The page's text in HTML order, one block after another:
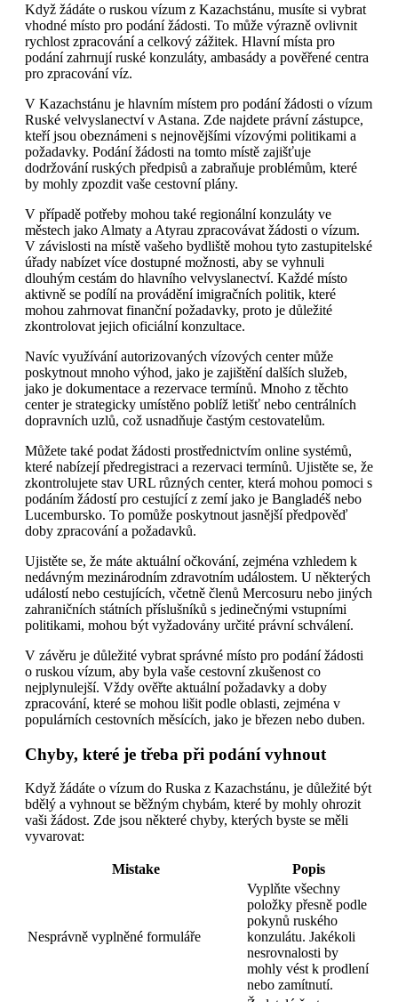
Když žádáte o ruskou vízum z Kazachstánu, musíte si vybrat
vhodné místo pro podání žádosti. To může výrazně ovlivnit
rychlost zpracování a celkový zážitek. Hlavní místa pro
podání zahrnují ruské konzuláty, ambasády a pověřené centra
pro zpracování víz.
V Kazachstánu je hlavním místem pro podání žádosti o vízum
Ruské velvyslanectví v Astana. Zde najdete právní zástupce,
kteří jsou obeznámeni s nejnovějšími vízovými politikami a
požadavky. Podání žádosti na tomto místě zajišťuje
dodržování ruských předpisů a zabraňuje problémům, které
by mohly zpozdit vaše cestovní plány.
V případě potřeby mohou také regionální konzuláty ve
městech jako Almaty a Atyrau zpracovávat žádosti o vízum.
V závislosti na místě vašeho bydliště mohou tyto zastupitelské
úřady nabízet více dostupné možnosti, aby se vyhnuli
dlouhým cestám do hlavního velvyslanectví. Každé místo
aktivně se podílí na provádění imigračních politik, které
mohou zahrnovat finanční požadavky, proto je důležité
zkontrolovat jejich oficiální konzultace.
Navíc využívání autorizovaných vízových center může
poskytnout mnoho výhod, jako je zajištění dalších služeb,
jako je dokumentace a rezervace termínů. Mnoho z těchto
center je strategicky umístěno poblíž letišť nebo centrálních
dopravních uzlů, což usnadňuje častým cestovatelům.
Můžete také podat žádosti prostřednictvím online systémů,
které nabízejí předregistraci a rezervaci termínů. Ujistěte se, že
zkontrolujete stav URL různých center, která mohou pomoci s
podáním žádostí pro cestující z zemí jako je Bangladéš nebo
Lucembursko. To pomůže poskytnout jasnější předpověď
doby zpracování a požadavků.
Ujistěte se, že máte aktuální očkování, zejména vzhledem k
nedávným mezinárodním zdravotním událostem. U některých
událostí nebo cestujících, včetně členů Mercosuru nebo jiných
zahraničních státních příslušníků s jedinečnými vstupními
politikami, mohou být vyžadovány určité právní schválení.
V závěru je důležité vybrat správné místo pro podání žádosti
o ruskou vízum, aby byla vaše cestovní zkušenost co
nejplynulejší. Vždy ověřte aktuální požadavky a doby
zpracování, které se mohou lišit podle oblasti, zejména v
populárních cestovních měsících, jako je březen nebo duben.
Chyby, které je třeba při podání vyhnout
Když žádáte o vízum do Ruska z Kazachstánu, je důležité být
bdělý a vyhnout se běžným chybám, které by mohly ohrozit
vaši žádost. Zde jsou některé chyby, kterých byste se měli
vyvarovat:
Mistake Popis
Nesprávně vyplněné formuláře
Vyplňte všechny
položky přesně podle
pokynů ruského
konzulátu. Jakékoli
nesrovnalosti by
mohly vést k prodlení
nebo zamítnutí.